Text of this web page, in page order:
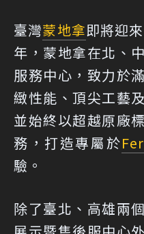
臺灣蒙地拿即將迎
年，蒙地拿在北、
服務中心，致力於
緻性能、頂尖工藝
並始終以超越原廠
務，打造專屬於
驗。
除了臺北、高雄兩